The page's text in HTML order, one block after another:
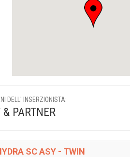
DELL' INSERZIONISTA:
PARTNER
SC ASY - TWIN